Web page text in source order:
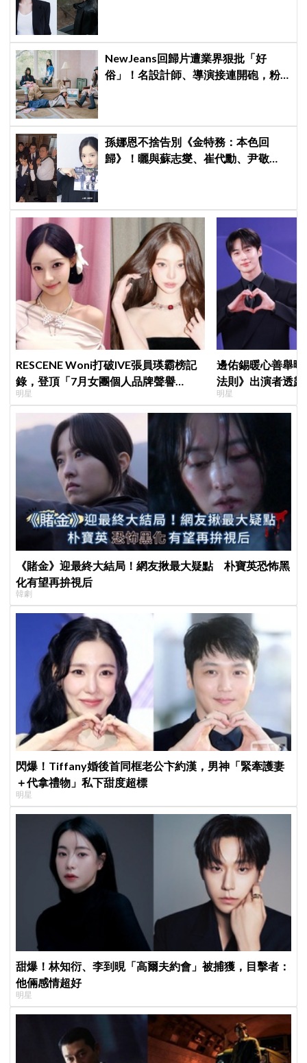
NewJeans回歸片遭業界狠批「好
俗」！名設計師、導演接連開砲，粉
孫娜恩不捨告別《金特務：本色回
歸》！曬與蘇志燮、崔代勳、尹敬
RESCENE Woni打破IVE張員瑛霸榜記
錄，登頂「7月女團個人品牌聲譽
榜」！魔性迷因「巨濟呀吼」全網瘋
傳、逆襲Melon第一
明星
邊佑錫暖心善舉
法則》出演者透
患者順利完成治療
明星
《賭金》迎最終大結局！網友揪最大疑點 朴寶英恐怖黑
化有望再拚視后
韓劇
閃爆！Tiffany婚後首同框老公卞約漢，男神「緊牽護妻
＋代拿禮物」私下甜度超標
明星
甜爆！林知衍、李到晛「高爾夫約會」被捕獲，目擊者：
他倆感情超好
明星